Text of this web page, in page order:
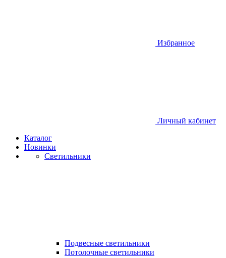
Избранное
Личный кабинет
Каталог
Новинки
Светильники
Подвесные светильники
Потолочные светильники